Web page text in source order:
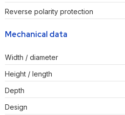
Reverse polarity protection
Mechanical data
Width / diameter
Height / length
Depth
Design